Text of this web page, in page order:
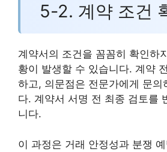
5-2. 계약 조건
계약서의 조건을 꼼꼼히 확인하
황이 발생할 수 있습니다. 계약
하고, 의문점은 전문가에게 문의
다. 계약서 서명 전 최종 검토를
니다.
이 과정은 거래 안정성과 분쟁